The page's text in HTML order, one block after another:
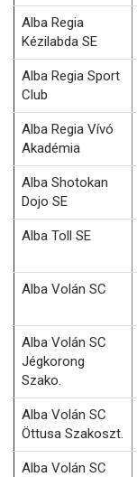
Alba Regia
Kézilabda SE
Alba Regia Sport
Club
Alba Regia Vívó
Akadémia
Alba Shotokan
Dojo SE
Alba Toll SE
Alba Volán SC
Alba Volán SC
Jégkorong
Szako.
Alba Volán SC
Öttusa Szakoszt.
Alba Volán SC